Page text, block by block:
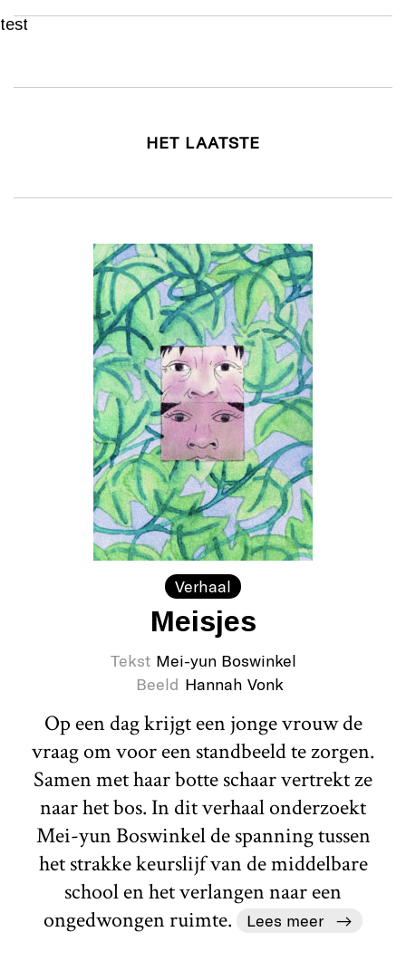
test
HET LAATSTE
Verhaal
Meisjes
Tekst Mei-yun Boswinkel
Beeld Hannah Vonk
Op een dag krijgt een jonge vrouw de
vraag om voor een standbeeld te zorgen.
Samen met haar botte schaar vertrekt ze
naar het bos. In dit verhaal onderzoekt
Mei-yun Boswinkel de spanning tussen
het strakke keurslijf van de middelbare
school en het verlangen naar een
ongedwongen ruimte.
Lees meer